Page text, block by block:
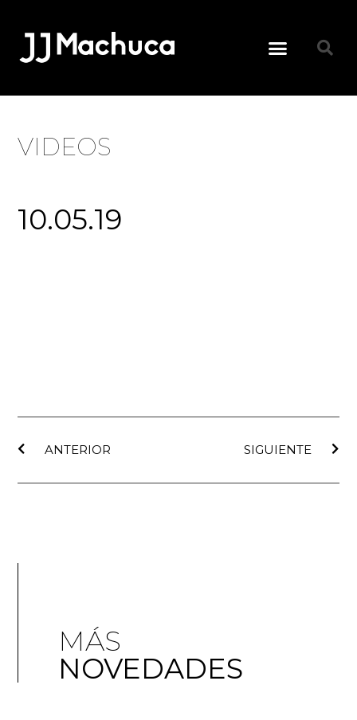
VIDEOS
10.05.19
ANTERIOR SIGUIENTE
MÁS
NOVEDADES